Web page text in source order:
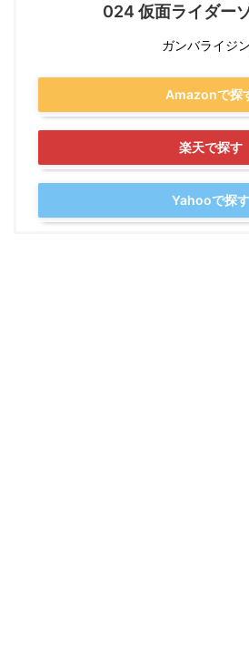
024 仮面ライダー
ガンバライジ
Amazonで探
楽天で探す
Yahooで探す